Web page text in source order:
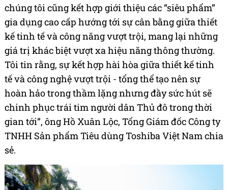
chúng tôi cũng kết hợp giới thiệu các “siêu phẩm”
gia dụng cao cấp hướng tới sự cân bằng giữa thiết
kế tinh tế và công năng vượt trội, mang lại những
giá trị khác biệt vượt xa hiệu năng thông thường.
Tôi tin rằng, sự kết hợp hài hòa giữa thiết kế tinh
tế và công nghệ vượt trội - tổng thể tạo nên sự
hoàn hảo trong thầm lặng nhưng đầy sức hút sẽ
chinh phục trái tim người dân Thủ đô trong thời
gian tới”, ông Hồ Xuân Lộc, Tổng Giám đốc Công ty
TNHH Sản phẩm Tiêu dùng Toshiba Việt Nam chia
sẻ.